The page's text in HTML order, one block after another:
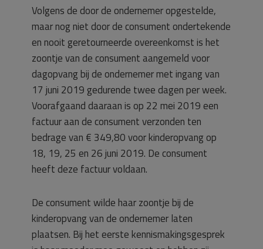
Volgens de door de ondernemer opgestelde,
maar nog niet door de consument ondertekende
en nooit geretourneerde overeenkomst is het
zoontje van de consument aangemeld voor
dagopvang bij de ondernemer met ingang van
17 juni 2019 gedurende twee dagen per week.
Voorafgaand daaraan is op 22 mei 2019 een
factuur aan de consument verzonden ten
bedrage van € 349,80 voor kinderopvang op
18, 19, 25 en 26 juni 2019. De consument
heeft deze factuur voldaan.
De consument wilde haar zoontje bij de
kinderopvang van de ondernemer laten
plaatsen. Bij het eerste kennismakingsgesprek